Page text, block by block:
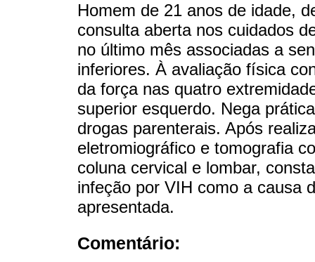
Homem de 21 anos de idade,
consulta aberta nos cuidados
no último mês associadas a
inferiores. À avaliação física
da força nas quatro
superior esquerdo. Nega
drogas parenterais. Após
eletromiográfico e tomografia
coluna cervical e lombar,
infeção por VIH como a causa
apresentada.
Comentário: